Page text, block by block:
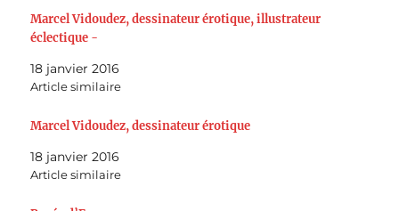
Marcel Vidoudez, dessinateur érotique, illustrateur
éclectique -
18 janvier 2016
Article similaire
Marcel Vidoudez, dessinateur érotique
18 janvier 2016
Article similaire